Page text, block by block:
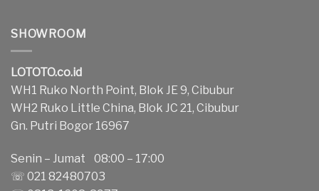
SHOWROOM
LOTOTO.co.id
WH1 Ruko North Point, Blok JE 9, Cibubur
WH2 Ruko Little China, Blok JC 21, Cibubur
Gn. Putri Bogor 16967
Senin – Jumat 08:00 – 17:00
☏ 021 82480703